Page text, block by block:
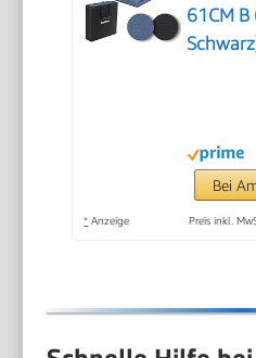
61CM B
Bei
* Anzeige Preis inkl.